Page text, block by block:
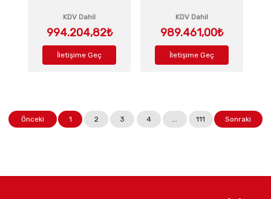
KDV Dahil
994.204,82₺
İletişime Geç
KDV Dahil
989.461,00₺
İletişime Geç
Önceki 1 2 3 4 ... 111 Sonraki